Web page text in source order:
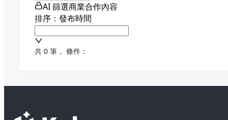
AI 篩選商業合作內容
排序：發布時間
共 0 筆 ， 條件：